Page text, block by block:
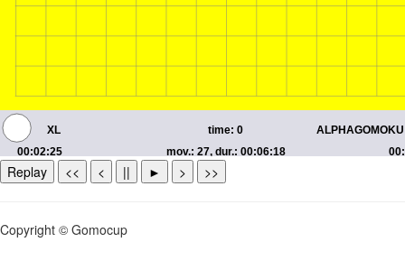
Replay << < || ► > >>
Copyright © Gomocup